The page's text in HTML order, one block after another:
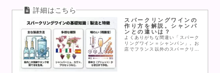
スパークリングワインの
作り方を解説。シャンパ
ンとの違いは？
よくありがちな間違い「スパーク
リングワイン＝シャンパン」。お
店でフランス以外のスパークリン